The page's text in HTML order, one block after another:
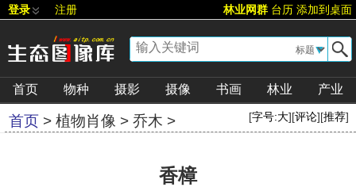
登录 注册 林业网群 台历 添加到桌面
▼
首页 物种 摄影 摄像 书画 林业 产业
首页 > 植物肖像 > 乔木 > [字号:大][评论][推荐]
香樟